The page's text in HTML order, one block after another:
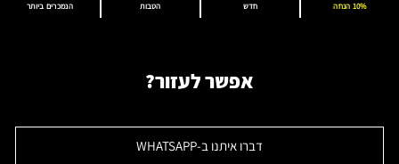
הנמכרים ביותר הטבות חדש 10% הנחה
אפשר לעזור?
דברו איתנו ב-WHATSAPP